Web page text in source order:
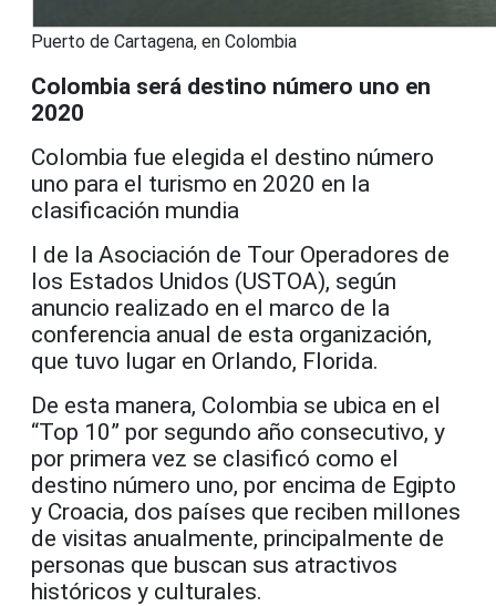
Puerto de Cartagena, en Colombia
Colombia será destino número uno en
2020
Colombia fue elegida el destino número
uno para el turismo en 2020 en la
clasificación mundia
l de la Asociación de Tour Operadores de
los Estados Unidos (USTOA), según
anuncio realizado en el marco de la
conferencia anual de esta organización,
que tuvo lugar en Orlando, Florida.
De esta manera, Colombia se ubica en el
“Top 10” por segundo año consecutivo, y
por primera vez se clasificó como el
destino número uno, por encima de Egipto
y Croacia, dos países que reciben millones
de visitas anualmente, principalmente de
personas que buscan sus atractivos
históricos y culturales.